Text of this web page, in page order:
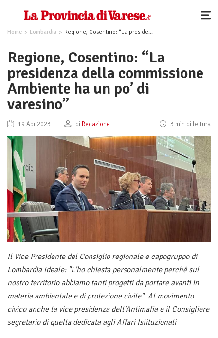
Home Lombardia Regione, Cosentino: “La presidenza della commissione Ambiente ha un po’ di varesino”
Regione, Cosentino: “La
presidenza della commissione
Ambiente ha un po’ di
varesino”
19 Apr 2023 di Redazione 3 min di lettura
Il Vice Presidente del Consiglio regionale e capogruppo di
Lombardia Ideale: "L'ho chiesta personalmente perché sul
nostro territorio abbiamo tanti progetti da portare avanti in
materia ambientale e di protezione civile". Al movimento
civico anche la vice presidenza dell'Antimafia e il Consigliere
segretario di quella dedicata agli Affari Istituzionali